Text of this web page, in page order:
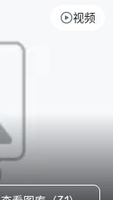
视频